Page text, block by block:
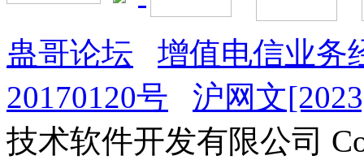
蛊哥论坛
增值电信业务
20170120号
沪网文
技术软件开发有限公司